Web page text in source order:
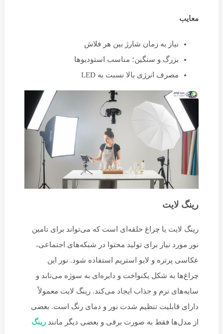
معایب
نیاز به زمان شارژ بین هر فلاش
بزرگ و سنگین؛ مناسب استودیوها
مصرف انرژی بالا نسبت به LED
رینگ لایت
رینگ لایت یا چراغ حلقه‌ای است که می‌تواند برای تامین
نور مورد نیاز برای تولید محتوا در شبکه‌های اجتماعی،
عکاسی پرتره و لایو استریم استفاده شود. نور این
چراغ‌ها به شکل یکنواخت و دایره‌ای به سوژه می‌تابد و
سایه‌های نرم و جذاب ایجاد می‌کند. رینگ لایت معمولاً
دارای قابلیت تنظیم شدت نور و دمای رنگ است. بعضی
از مدل‌ها فقط به صورت برقی و بعضی دیگر مانند رینگ